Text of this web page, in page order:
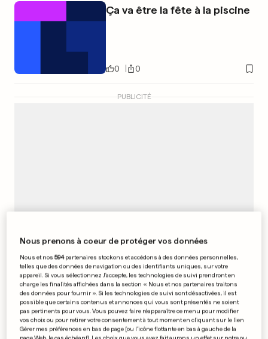
Ça va être la fête à la piscine
0 0
PUBLICITÉ
Ne pas gripper l'économie
0 0
Nous prenons à coeur de protéger vos données
Nous et nos594partenaires stockons et accédons à des données personnelles,
telles que des données de navigation ou des identifiants uniques, sur votre
appareil. Si vous sélectionnez J'accepte, les technologies de suivi prendront en
charge les finalités affichées dans la section « Nous et nos partenaires traitons
des données pour fournir ». Si les technologies de suivi sont désactivées, il est
possible que certains contenus et annonces qui vous sont présentés ne soient
pas pertinents pour vous. Vous pouvez faire réapparaître ce menu pour modifier
vos choix ou pour retirer votre consentement à tout moment en cliquant sur le lien
Gérer mes préférences en bas de page [ou l'icône flottante en bas à gauche de la